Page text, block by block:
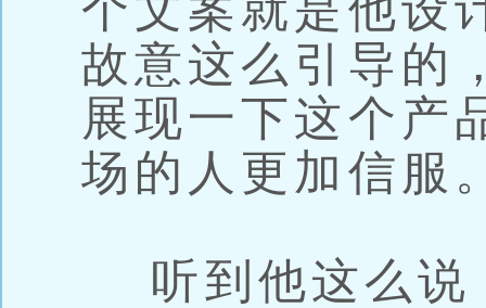
故意这么引导的
展现一下这个产
场的人更加信服
听到他这么说